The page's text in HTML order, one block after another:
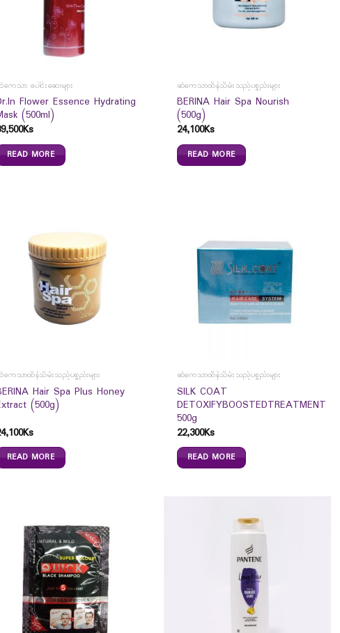
ေသာ ပေါင်းဆေးများ
Flower Essence Hydrating
(500ml)
Ks
READ MORE
ဆံကေသာထိန်သိမ်းသည့်ပစ္စည်းများ
BERINA Hair Spa Nourish
(500g)
24,100Ks
READ MORE
ေသာထိန်သိမ်းသည့်ပစ္စည်းများ
Hair Spa Plus Honey
(500g)
Ks
READ MORE
ဆံကေသာထိန်သိမ်းသည့်ပစ္စည်းများ
SILK COAT
DETOXIFYBOOSTEDTREATMENT
500g
22,300Ks
READ MORE